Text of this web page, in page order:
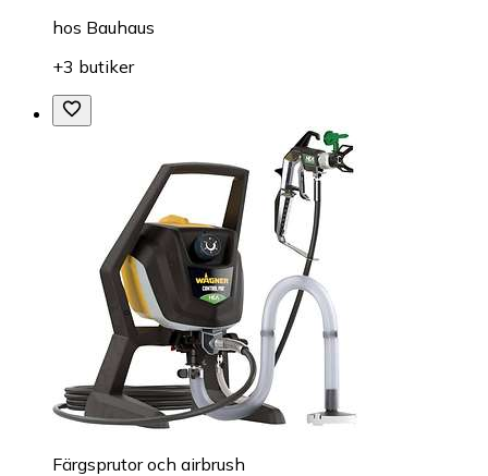
hos Bauhaus
+3 butiker
Färgsprutor och airbrush